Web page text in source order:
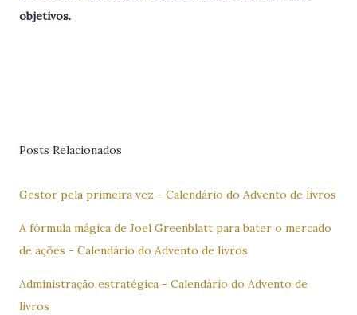
objetivos.
Posts Relacionados
Gestor pela primeira vez - Calendário do Advento de livros
A fórmula mágica de Joel Greenblatt para bater o mercado
de ações - Calendário do Advento de livros
Administração estratégica - Calendário do Advento de
livros